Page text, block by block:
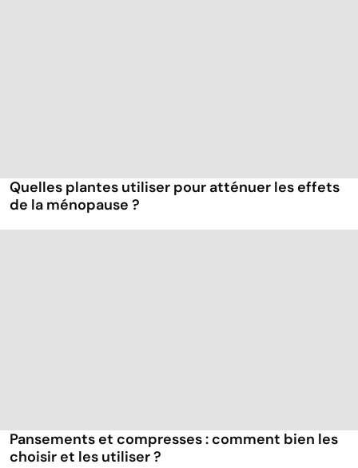
Quelles plantes utiliser pour atténuer les effets
de la ménopause ?
Pansements et compresses : comment bien les
choisir et les utiliser ?